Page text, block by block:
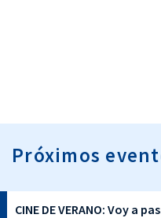
Próximos
CINE DE VERANO: Voy a